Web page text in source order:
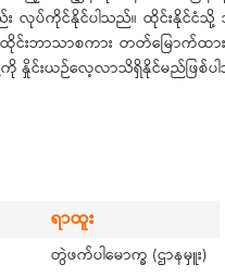
လုပ်ကိုင်နိုင်ပါသည်။ ထိုင်းနိုင်ငံသို့
းဘာသာစကား တတ်မြောက်ထား
တို့ကို နှိုင်းယဉ်လေ့လာသိရှိနိုင်မည်ဖြစ်ပ
ရာထူး
တွဲဖက်ပါမောက္ခ (ဌာနမှူး)